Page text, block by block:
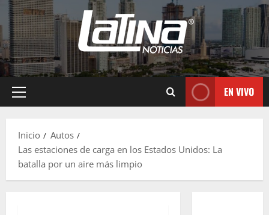
EN VIVO
Inicio
Autos
Las estaciones de carga en los Estados Unidos: La
batalla por un aire más limpio